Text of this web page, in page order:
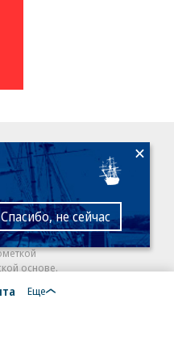
Еще
18+
основе.
Спасибо, не сейчас